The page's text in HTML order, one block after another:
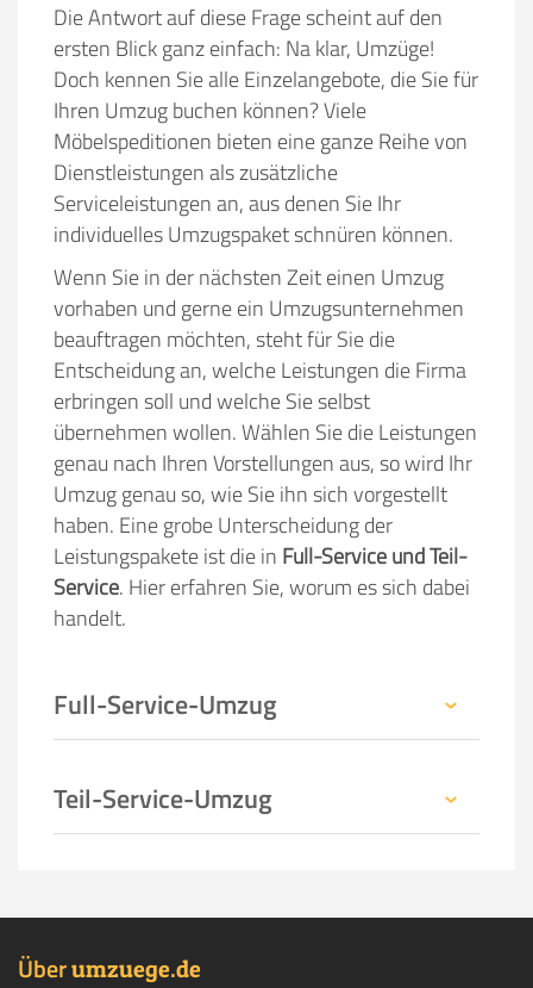
Die Antwort auf diese Frage scheint auf den
ersten Blick ganz einfach: Na klar, Umzüge!
Doch kennen Sie alle Einzelangebote, die Sie für
Ihren Umzug buchen können? Viele
Möbelspeditionen bieten eine ganze Reihe von
Dienstleistungen als zusätzliche
Serviceleistungen an, aus denen Sie Ihr
individuelles Umzugspaket schnüren können.
Wenn Sie in der nächsten Zeit einen Umzug
vorhaben und gerne ein Umzugsunternehmen
beauftragen möchten, steht für Sie die
Entscheidung an, welche Leistungen die Firma
erbringen soll und welche Sie selbst
übernehmen wollen. Wählen Sie die Leistungen
genau nach Ihren Vorstellungen aus, so wird Ihr
Umzug genau so, wie Sie ihn sich vorgestellt
haben. Eine grobe Unterscheidung der
Leistungspakete ist die in Full-Service und Teil-
Service. Hier erfahren Sie, worum es sich dabei
handelt.
Full-Service-Umzug
Teil-Service-Umzug
Überumzuege.de